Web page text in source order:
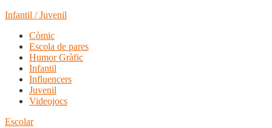
Infantil / Juvenil
Còmic
Escola de pares
Humor Gràfic
Infantil
Influencers
Juvenil
Videojocs
Escolar